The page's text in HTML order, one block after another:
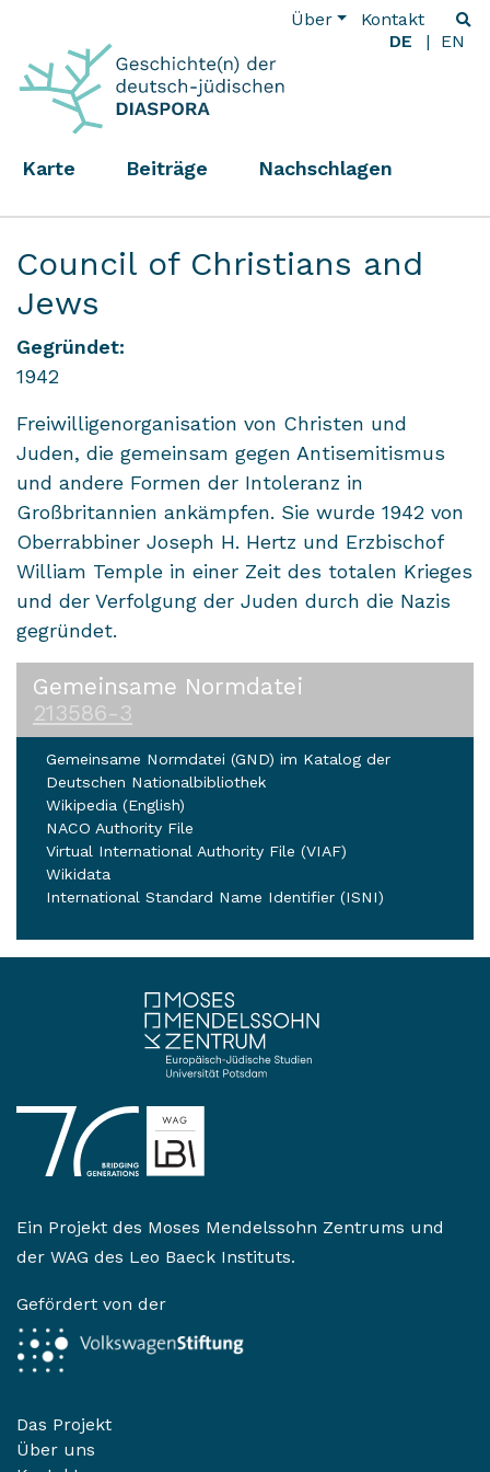
Über
Kontakt
DE
EN
Karte Beiträge Nachschlagen
Council of Christians and
Jews
Gegründet:
1942
Freiwilligenorganisation von Christen und
Juden, die gemeinsam gegen Antisemitismus
und andere Formen der Intoleranz in
Großbritannien ankämpfen. Sie wurde 1942 von
Oberrabbiner Joseph H. Hertz und Erzbischof
William Temple in einer Zeit des totalen Krieges
und der Verfolgung der Juden durch die Nazis
gegründet.
Gemeinsame Normdatei
213586-3
Gemeinsame Normdatei (GND) im Katalog der
Deutschen Nationalbibliothek
Wikipedia (English)
NACO Authority File
Virtual International Authority File (VIAF)
Wikidata
International Standard Name Identifier (ISNI)
Ein Projekt des Moses Mendelssohn Zentrums und
der WAG des Leo Baeck Instituts.
Gefördert von der
Das Projekt
Über uns